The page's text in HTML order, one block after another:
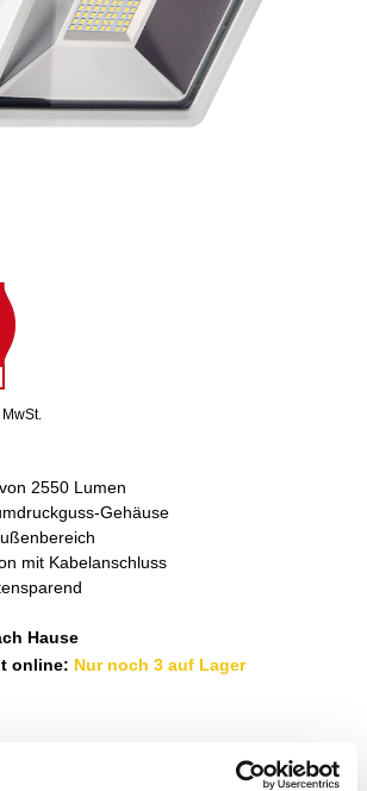
2550 Lumen
Gehäuse
mit Kabelanschluss
Hause
online: Nur noch 3 auf Lager
im Markt nutzen zu können, wähle zunächst